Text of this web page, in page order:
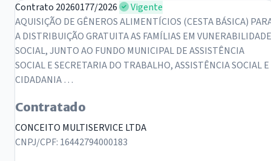
Contrato 20260177/2026
Vigente
AQUISIÇÃO DE GÊNEROS ALIMENTÍCIOS (CESTA BÁSICA)
A DISTRIBUIÇÃO GRATUITA AS FAMÍLIAS EM VUNERABILIDADE
SOCIAL, JUNTO AO FUNDO MUNICIPAL DE ASSISTÊNCIA
SOCIAL E SECRETARIA DO TRABALHO, ASSISTÊNCIA SOCIAL E
CIDADANIA …
Contratado
CONCEITO MULTISERVICE LTDA
CNPJ/CPF: 16442794000183